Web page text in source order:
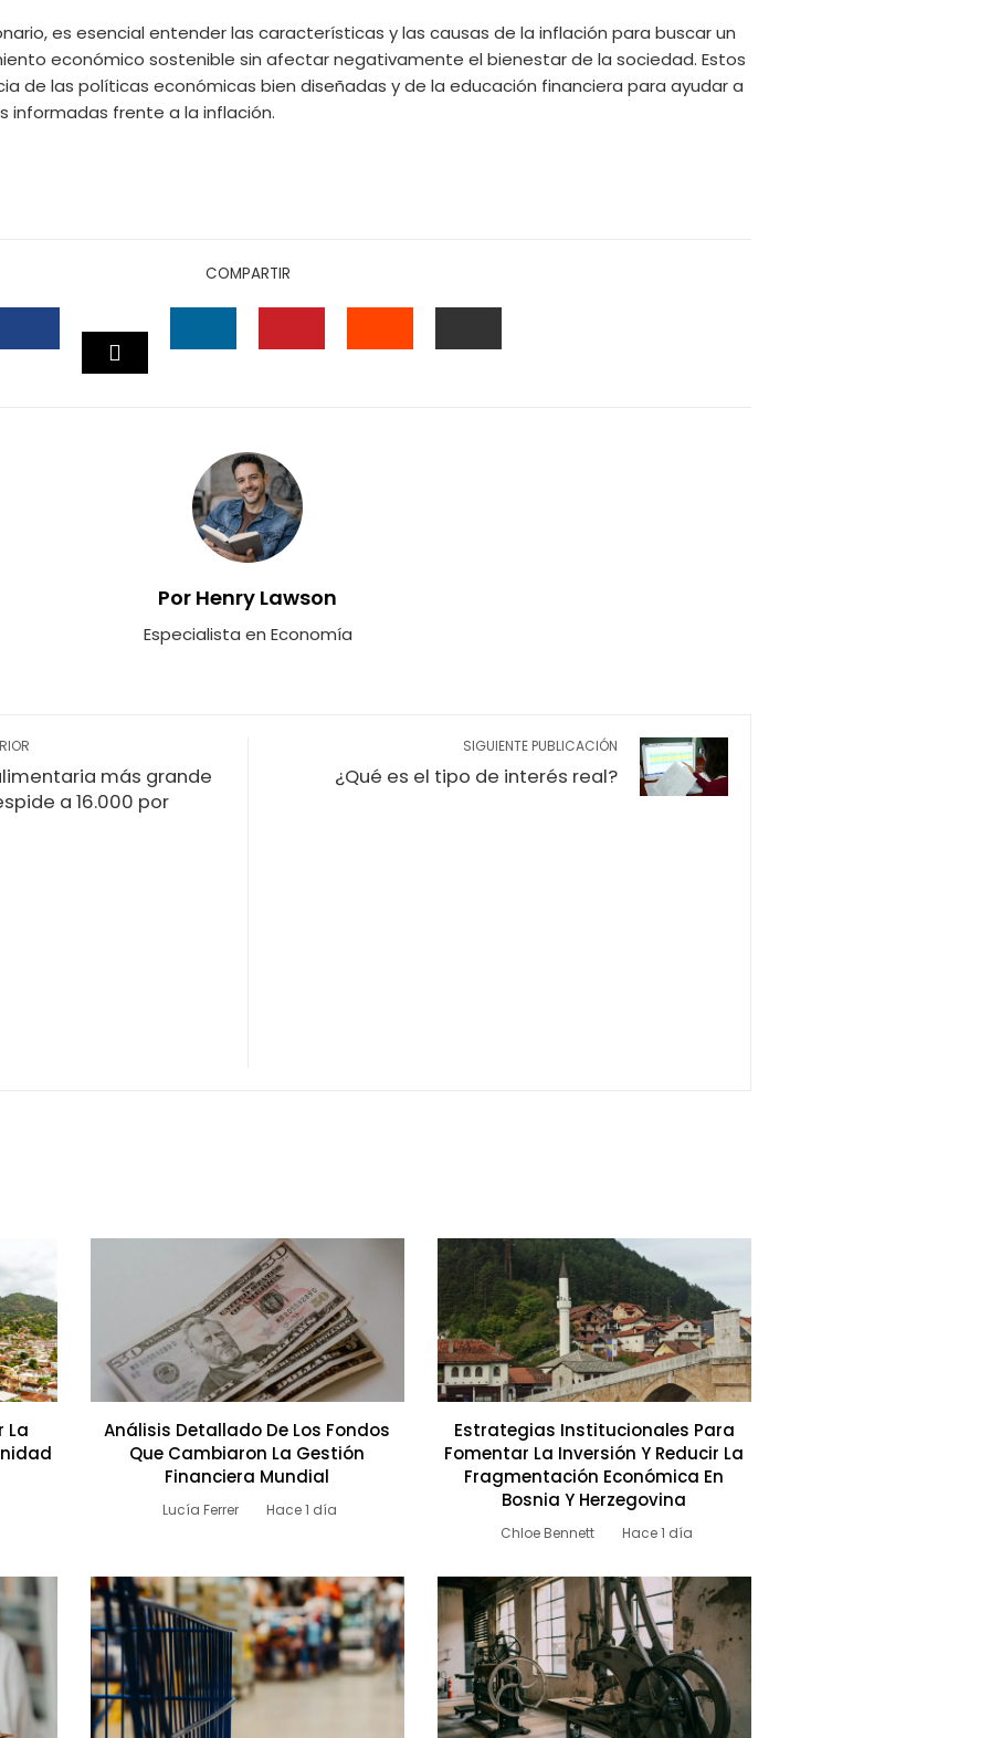
es esencial entender las características y las causas de la inflación para buscar un
económico sostenible sin afectar negativamente el bienestar de la sociedad. Estos
de las políticas económicas bien diseñadas y de la educación financiera para ayudar a
informadas frente a la inflación.
COMPARTIR
FACEBOOK
Por Henry Lawson
Especialista en Economía
más grande
a 16.000 por
SIGUIENTE PUBLICACIÓN
¿Qué es el tipo de interés real?
La
Análisis Detallado De Los Fondos
Que Cambiaron La Gestión
Financiera Mundial
Lucía Ferrer Hace 1 día
Estrategias Institucionales Para
Fomentar La Inversión Y Reducir La
Fragmentación Económica En
Bosnia Y Herzegovina
Chloe Bennett Hace 1 día